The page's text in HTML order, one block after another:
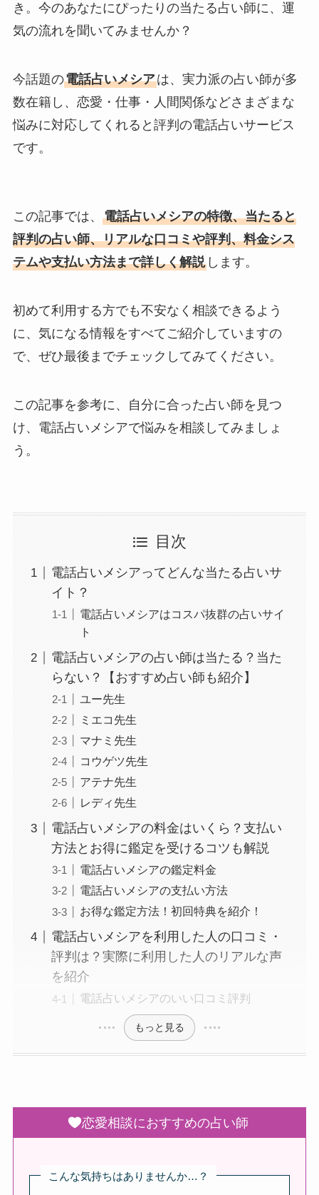
き。今のあなたにぴったりの当たる占い師に、運
気の流れを聞いてみませんか？
今話題の電話占いメシアは、実力派の占い師が多
数在籍し、恋愛・仕事・人間関係などさまざまな
悩みに対応してくれると評判の電話占いサービス
です。
この記事では、 電話占いメシアの特徴、当たると
評判の占い師、リアルな口コミや評判、料金シス
テムや支払い方法まで詳しく解説します。
初めて利用する方でも不安なく相談できるよう
に、気になる情報をすべてご紹介していますの
で、ぜひ最後までチェックしてみてください。
この記事を参考に、自分に合った占い師を見つ
け、電話占いメシアで悩みを相談してみましょ
う。
目次
電話占いメシアってどんな当たる占いサ
イト？
電話占いメシアはコスパ抜群の占いサイ
ト
電話占いメシアの占い師は当たる？当た
らない？【おすすめ占い師も紹介】
ユー先生
ミエコ先生
マナミ先生
コウゲツ先生
アテナ先生
レディ先生
電話占いメシアの料金はいくら？支払い
方法とお得に鑑定を受けるコツも解説
電話占いメシアの鑑定料金
電話占いメシアの支払い方法
お得な鑑定方法！初回特典を紹介！
電話占いメシアを利用した人の口コミ・
評判は？実際に利用した人のリアルな声
を紹介
電話占いメシアのいい口コミ評判
もっと見る
恋愛相談におすすめの占い師
こんな気持ちはありませんか…？